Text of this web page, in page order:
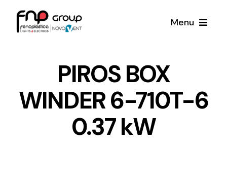
Menu
Noticias
Proyectos
PIROS BOX
WINDER 6-710T-6
0.37 kW